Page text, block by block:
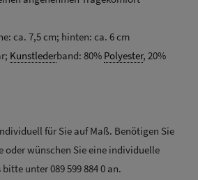
ca. 7,5 cm; hinten: ca. 6 cm
Kunstlederband: 80% Polyester, 20%
für Sie auf Maß. Benötigen Sie
oder wünschen Sie eine individuelle
unter 089 599 884 0 an.